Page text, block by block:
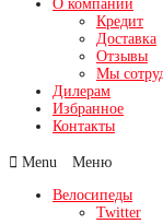
О компании
Кредит
Доставка
Отзывы
Мы
Дилерам
Избранное
Контакты
Menu
Велосипеды
Twitter